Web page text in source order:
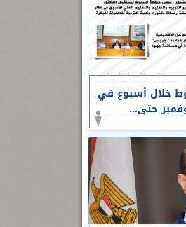
خلال أسبوع في